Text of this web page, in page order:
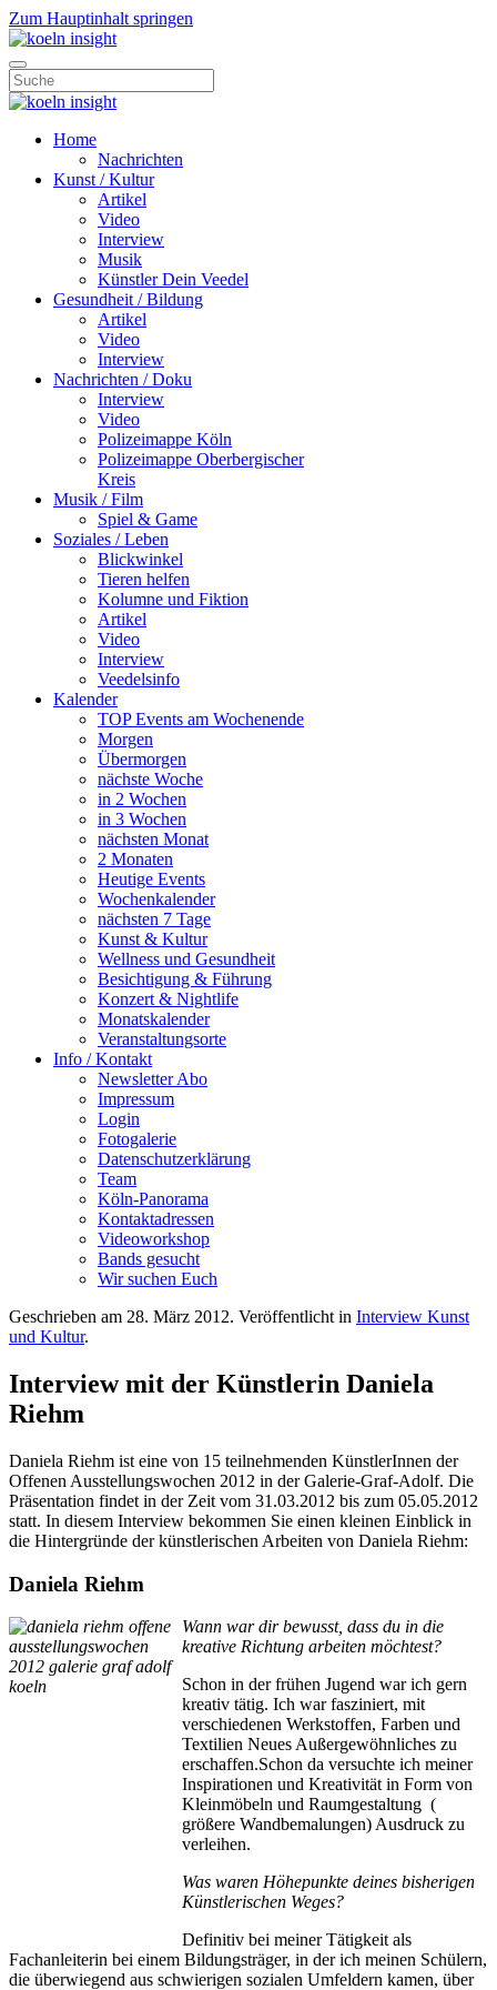
Zum Hauptinhalt springen
Home
Nachrichten
Kunst / Kultur
Artikel
Video
Interview
Musik
Künstler Dein Veedel
Gesundheit / Bildung
Artikel
Video
Interview
Nachrichten / Doku
Interview
Video
Polizeimappe Köln
Polizeimappe Oberbergischer
Kreis
Musik / Film
Spiel & Game
Soziales / Leben
Blickwinkel
Tieren helfen
Kolumne und Fiktion
Artikel
Video
Interview
Veedelsinfo
Kalender
TOP Events am Wochenende
Morgen
Übermorgen
nächste Woche
in 2 Wochen
in 3 Wochen
nächsten Monat
2 Monaten
Heutige Events
Wochenkalender
nächsten 7 Tage
Kunst & Kultur
Wellness und Gesundheit
Besichtigung & Führung
Konzert & Nightlife
Monatskalender
Veranstaltungsorte
Info / Kontakt
Newsletter Abo
Impressum
Login
Fotogalerie
Datenschutzerklärung
Team
Köln-Panorama
Kontaktadressen
Videoworkshop
Bands gesucht
Wir suchen Euch
Geschrieben am 28. März 2012. Veröffentlicht in Interview Kunst
und Kultur.
Interview mit der Künstlerin Daniela
Riehm
Daniela Riehm ist eine von 15 teilnehmenden KünstlerInnen der
Offenen Ausstellungswochen 2012 in der Galerie-Graf-Adolf. Die
Präsentation findet in der Zeit vom 31.03.2012 bis zum 05.05.2012
statt. In diesem Interview bekommen Sie einen kleinen Einblick in
die Hintergründe der künstlerischen Arbeiten von Daniela Riehm:
Daniela Riehm
Wann war dir bewusst, dass du in die
kreative Richtung arbeiten möchtest?
Schon in der frühen Jugend war ich gern
kreativ tätig. Ich war fasziniert, mit
verschiedenen Werkstoffen, Farben und
Textilien Neues Außergewöhnliches zu
erschaffen.Schon da versuchte ich meiner
Inspirationen und Kreativität in Form von
Kleinmöbeln und Raumgestaltung (
größere Wandbemalungen) Ausdruck zu
verleihen.
Was waren Höhepunkte deines bisherigen
Künstlerischen Weges?
Definitiv bei meiner Tätigkeit als
Fachanleiterin bei einem Bildungsträger, in der ich meinen Schülern,
die überwiegend aus schwierigen sozialen Umfeldern kamen, über